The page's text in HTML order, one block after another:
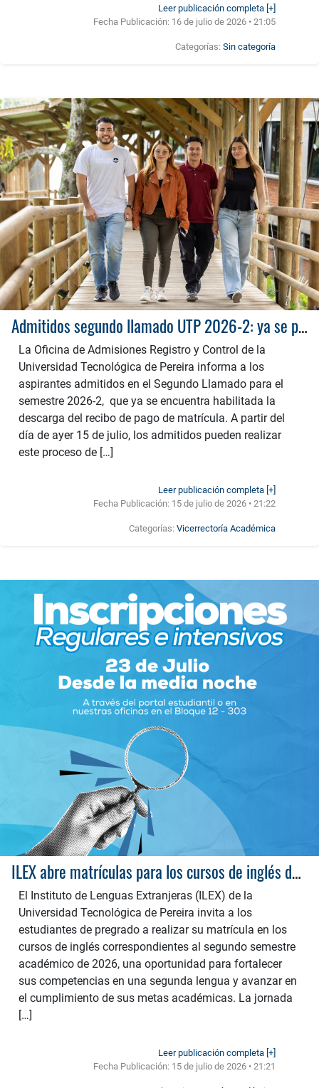
Leer publicación completa [+]
Fecha Publicación: 16 de julio de 2026 • 21:05
Categorías:Sin categoría
Admitidos segundo llamado UTP 2026-2: ya se puede generar el recibo de matrícula
La Oficina de Admisiones Registro y Control de la
Universidad Tecnológica de Pereira informa a los
aspirantes admitidos en el Segundo Llamado para el
semestre 2026-2, que ya se encuentra habilitada la
descarga del recibo de pago de matrícula. A partir del
día de ayer 15 de julio, los admitidos pueden realizar
este proceso de […]
Leer publicación completa [+]
Fecha Publicación: 15 de julio de 2026 • 21:22
Categorías:Vicerrectoría Académica
ILEX abre matrículas para los cursos de inglés del semestre 2026-2
El Instituto de Lenguas Extranjeras (ILEX) de la
Universidad Tecnológica de Pereira invita a los
estudiantes de pregrado a realizar su matrícula en los
cursos de inglés correspondientes al segundo semestre
académico de 2026, una oportunidad para fortalecer
sus competencias en una segunda lengua y avanzar en
el cumplimiento de sus metas académicas. La jornada
[…]
Leer publicación completa [+]
Fecha Publicación: 15 de julio de 2026 • 21:21